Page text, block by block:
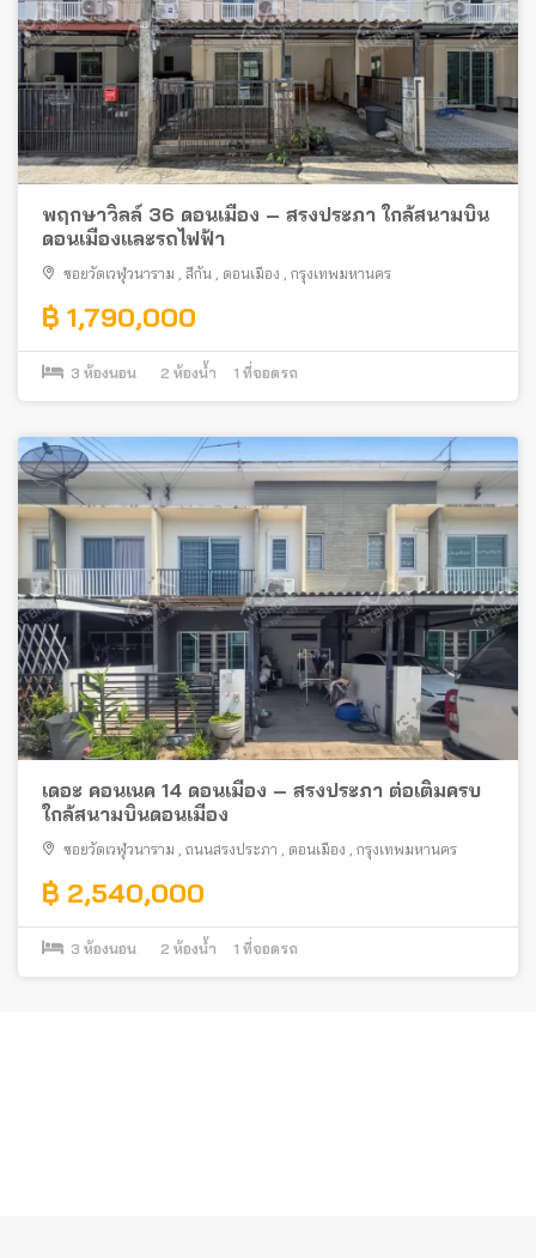
พฤกษาวิลล์ 36 ดอนเมือง – สรงประภา ใกล้สนามบิน
ดอนเมืองและรถไฟฟ้า
ซอยวัดเวฬุวนาราม , สีกัน , ดอนเมือง , กรุงเทพมหานคร
฿ 1,790,000
3 ห้องนอน 2 ห้องน้ำ 1 ที่จอดรถ
เดอะ คอนเนค 14 ดอนเมือง – สรงประภา ต่อเติมครบ
ใกล้สนามบินดอนเมือง
ซอยวัดเวฬุวนาราม , ถนนสรงประภา , ดอนเมือง , กรุงเทพมหานคร
฿ 2,540,000
3 ห้องนอน 2 ห้องน้ำ 1 ที่จอดรถ